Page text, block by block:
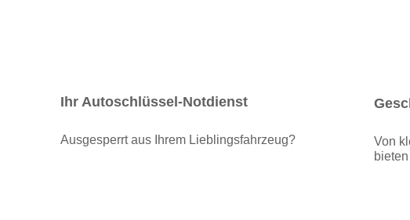
Ihr Autoschlüssel-Notdienst
Ausgesperrt aus Ihrem Lieblingsfahrzeug?
Von